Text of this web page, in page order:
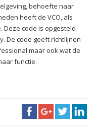
behoefte naar
heeft de VCO, als
Deze code is opgesteld
De code geeft richtlijnen
maar ook wat de
functie.